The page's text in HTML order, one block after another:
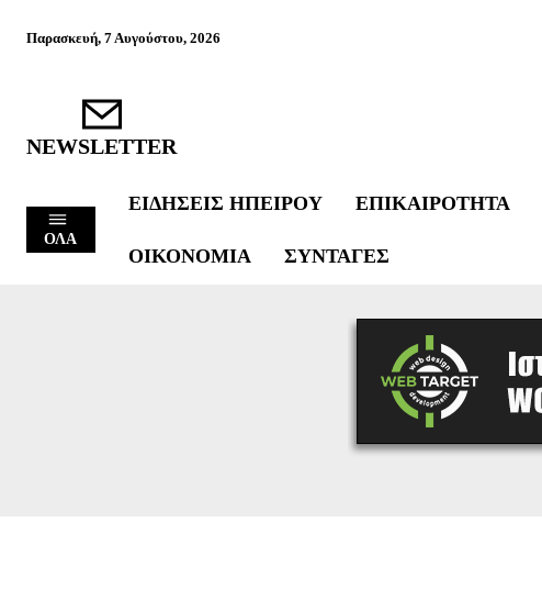
Παρασκευή, 7 Αυγούστου, 2026
NEWSLETTER
ΟΛΑ
ΕΙΔΉΣΕΙΣ ΗΠΕΊΡΟΥ ΕΠΙΚΑΙΡΌΤΗΤΑ
ΟΙΚΟΝΟΜΊΑ ΣΥΝΤΑΓΈΣ